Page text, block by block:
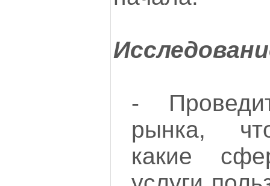
-
рынка,
какие